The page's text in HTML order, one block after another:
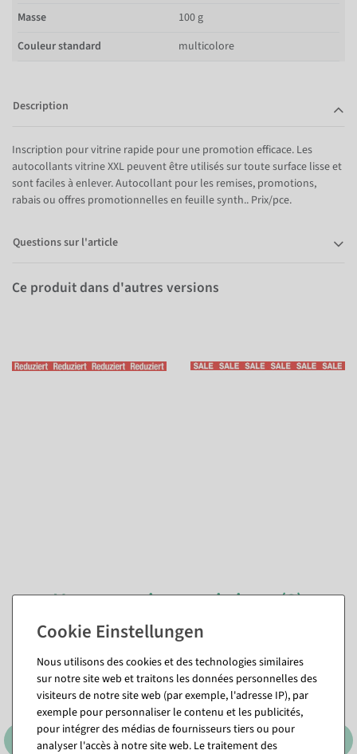
Masse
100 g
Couleur standard
multicolore
Description
Inscription pour vitrine rapide pour une promotion efficace. Les
autocollants vitrine XXL peuvent être utilisés sur toute surface lisse et
sont faciles à enlever. Autocollant pour les remises, promotions,
rabais ou offres promotionnelles en feuille synth.. Prix/pce.
Questions sur l'article
Ce produit dans d'autres versions
Vous pourriez aussi aimer (8)
Nous utilisons des cookies et des technologies similaires
sur notre site web et traitons les données personnelles des
visiteurs de notre site web (par exemple, l'adresse IP), par
exemple pour personnaliser le contenu et les publicités,
pour intégrer des médias de fournisseurs tiers ou pour
analyser l'accès à notre site web. Le traitement des